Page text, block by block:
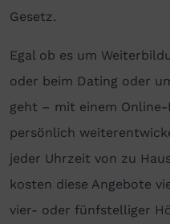
Gesetz.
Egal ob es um
oder beim Dating oder
geht – mit einem
persönlich
jeder Uhrzeit von zu
kosten diese Angebote
vier- oder fünfstelliger